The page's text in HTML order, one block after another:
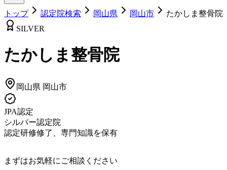
トップ 認定院検索 岡山県 岡山市
たかしま整骨院
SILVER
たかしま整骨院
岡山県 岡山市
JPA認定
シルバー認定院
認定研修修了、専門知識を保有
まずはお気軽にご相談ください